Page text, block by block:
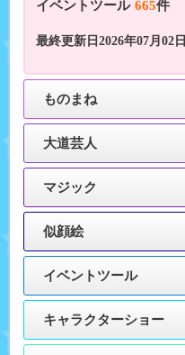
イベントツール 665件
最終更新日2026年07月02日
ものまね
大道芸人
マジック
似顔絵
イベントツール
キャラクターショー